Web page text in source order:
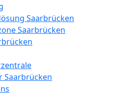
Saarbrücken
Saarbrücken
Saarbrücken